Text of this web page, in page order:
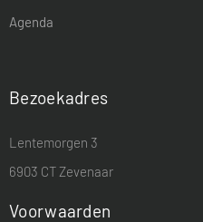
Agenda
Bezoekadres
Lentemorgen 3
6903 CT Zevenaar
Voorwaarden